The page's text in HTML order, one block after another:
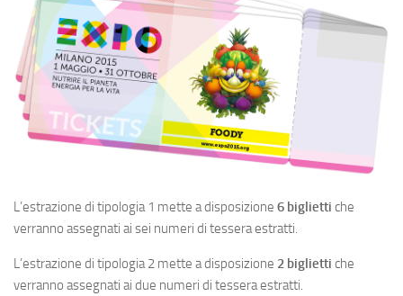
L’estrazione di tipologia 1 mette a disposizione 6 biglietti che
verranno assegnati ai sei numeri di tessera estratti.
L’estrazione di tipologia 2 mette a disposizione 2 biglietti che
verranno assegnati ai due numeri di tessera estratti.